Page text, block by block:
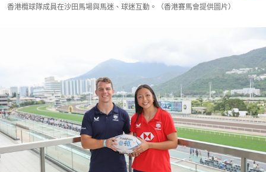
香港欖球隊成員在沙田馬場與馬迷、球迷互動。（香港賽馬會提供圖片）